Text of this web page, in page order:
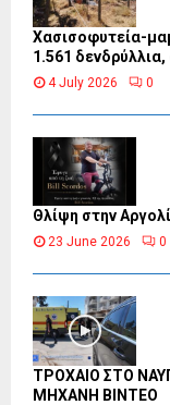
Χασισοφυτεία-
1.561
4 July 2026 0
Θλίψη στην
23 June 2026 0
ΤΡΟΧΑΙΟ ΣΤΟ
ΜΗΧΑΝΗ ΒΙΝΤΕΟ